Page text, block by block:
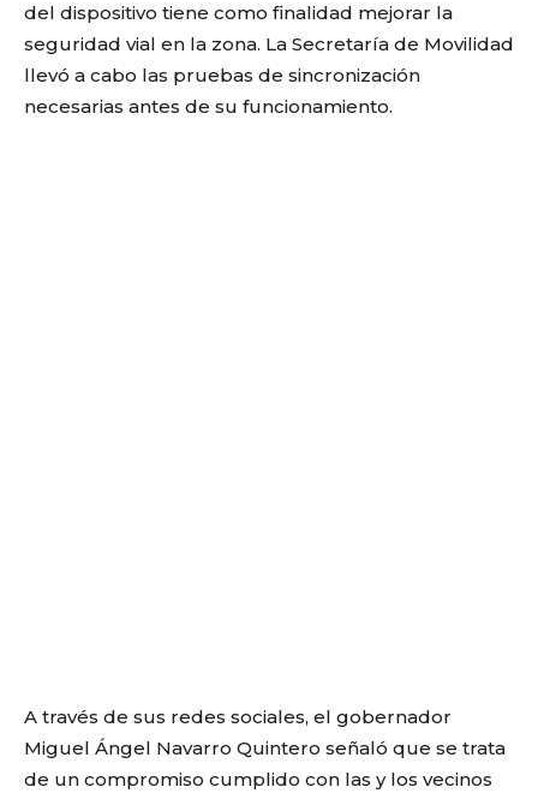
del dispositivo tiene como finalidad mejorar la
seguridad vial en la zona. La Secretaría de Movilidad
llevó a cabo las pruebas de sincronización
necesarias antes de su funcionamiento.
A través de sus redes sociales, el gobernador
Miguel Ángel Navarro Quintero señaló que se trata
de un compromiso cumplido con las y los vecinos